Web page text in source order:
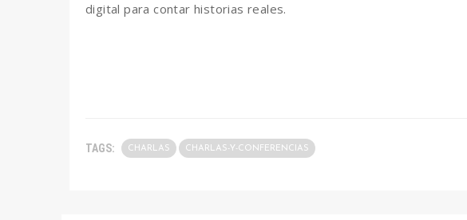
digital para contar historias reales.
TAGS: CHARLAS CHARLAS-Y-CONFERENCIAS